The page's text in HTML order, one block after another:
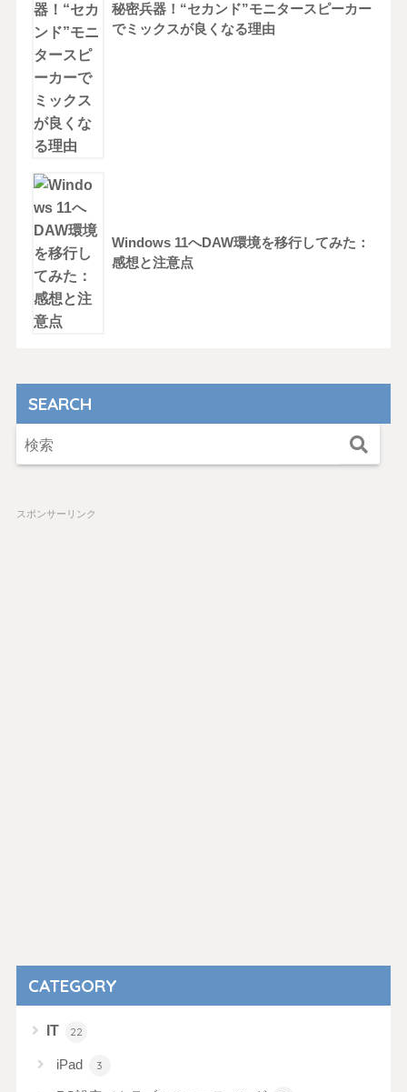
秘密兵器！“セカンド”モニタースピーカー
でミックスが良くなる理由
Windows 11へDAW環境を移行してみた：
感想と注意点
SEARCH
スポンサーリンク
CATEGORY
IT 22
iPad 3